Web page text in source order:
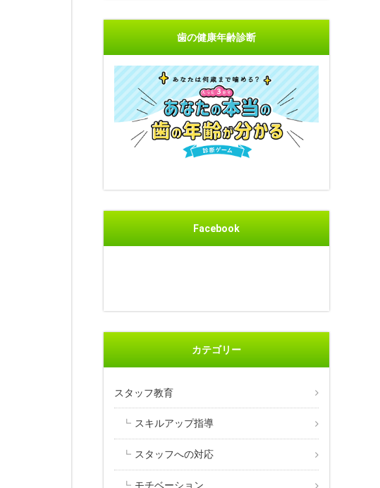
歯の健康年齢診断
Facebook
カテゴリー
スタッフ教育
スキルアップ指導
スタッフへの対応
モチベーション